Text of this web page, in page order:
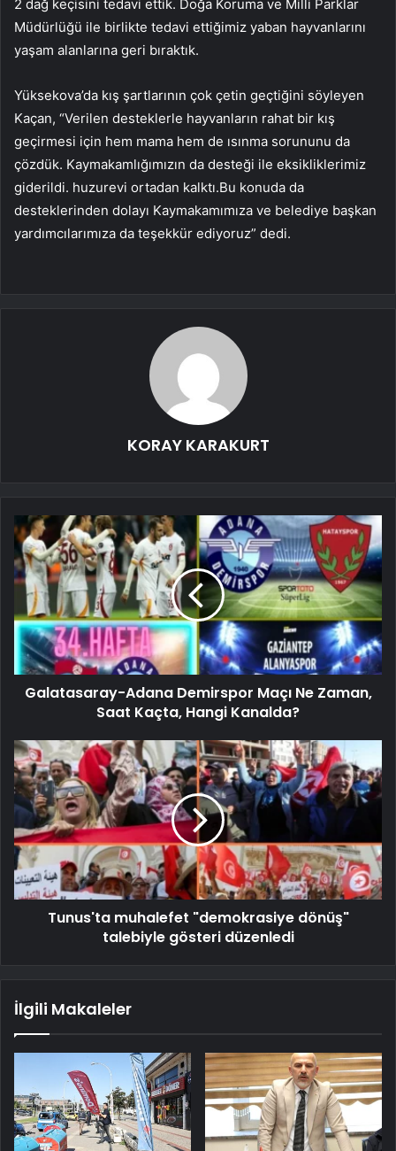
2 dağ keçisini tedavi ettik. Doğa Koruma ve Milli Parklar
Müdürlüğü ile birlikte tedavi ettiğimiz yaban hayvanlarını
yaşam alanlarına geri bıraktık.
Yüksekova’da kış şartlarının çok çetin geçtiğini söyleyen
Kaçan, “Verilen desteklerle hayvanların rahat bir kış
geçirmesi için hem mama hem de ısınma sorununu da
çözdük. Kaymakamlığımızın da desteği ile eksikliklerimiz
giderildi. huzurevi ortadan kalktı.Bu konuda da
desteklerinden dolayı Kaymakamımıza ve belediye başkan
yardımcılarımıza da teşekkür ediyoruz” dedi.
KORAY KARAKURT
Galatasaray-Adana Demirspor Maçı Ne Zaman,
Saat Kaçta, Hangi Kanalda?
Tunus'ta muhalefet "demokrasiye dönüş"
talebiyle gösteri düzenledi
İlgili Makaleler